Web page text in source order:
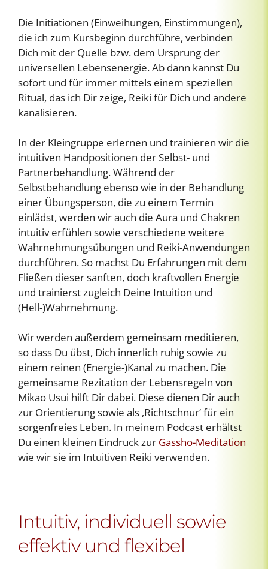
Die Initiationen (Einweihungen, Einstimmungen),
die ich zum Kursbeginn durchführe, verbinden
Dich mit der Quelle bzw. dem Ursprung der
universellen Lebensenergie. Ab dann kannst Du
sofort und für immer mittels einem speziellen
Ritual, das ich Dir zeige, Reiki für Dich und andere
kanalisieren.
In der Kleingruppe erlernen und trainieren wir die
intuitiven Handpositionen der Selbst- und
Partnerbehandlung. Während der
Selbstbehandlung ebenso wie in der Behandlung
einer Übungsperson, die zu einem Termin
einlädst, werden wir auch die Aura und Chakren
intuitiv erfühlen sowie verschiedene weitere
Wahrnehmungsübungen und Reiki-Anwendungen
durchführen. So machst Du Erfahrungen mit dem
Fließen dieser sanften, doch kraftvollen Energie
und trainierst zugleich Deine Intuition und
(Hell-)Wahrnehmung.
Wir werden außerdem gemeinsam meditieren,
so dass Du übst, Dich innerlich ruhig sowie zu
einem reinen (Energie-)Kanal zu machen. Die
gemeinsame Rezitation der Lebensregeln von
Mikao Usui hilft Dir dabei. Diese dienen Dir auch
zur Orientierung sowie als ‚Richtschnur‘ für ein
sorgenfreies Leben. In meinem Podcast erhältst
Du einen kleinen Eindruck zur Gassho-Meditation
wie wir sie im Intuitiven Reiki verwenden.
Intuitiv, individuell sowie
effektiv und flexibel